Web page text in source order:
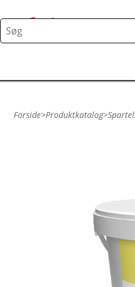
Forside>Produktkatalog>